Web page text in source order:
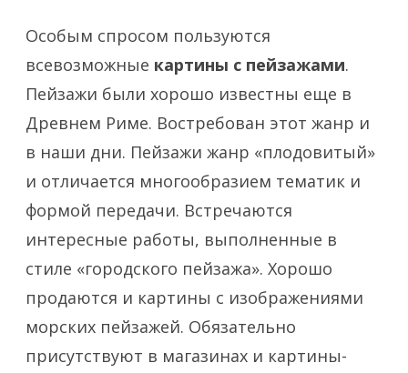
Особым спросом пользуются
всевозможные картины с пейзажами.
Пейзажи были хорошо известны еще в
Древнем Риме. Востребован этот жанр и
в наши дни. Пейзажи жанр «плодовитый»
и отличается многообразием тематик и
формой передачи. Встречаются
интересные работы, выполненные в
стиле «городского пейзажа». Хорошо
продаются и картины с изображениями
морских пейзажей. Обязательно
присутствуют в магазинах и картины-